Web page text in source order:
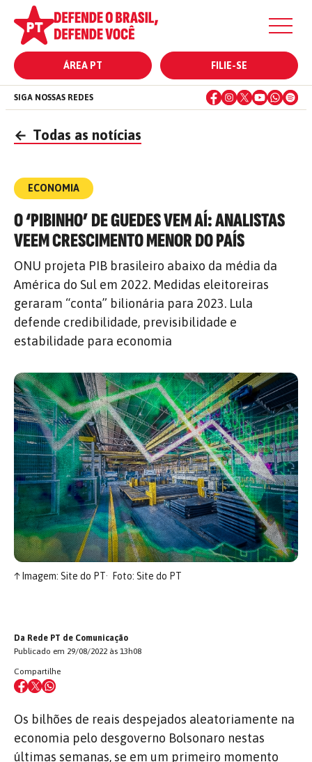
ÁREA PT FILIE-SE
SIGA NOSSAS REDES
← Todas as notícias
ECONOMIA
O ‘PIBINHO’ DE GUEDES VEM AÍ: ANALISTAS
VEEM CRESCIMENTO MENOR DO PAÍS
ONU projeta PIB brasileiro abaixo da média da
América do Sul em 2022. Medidas eleitoreiras
geraram “conta” bilionária para 2023. Lula
defende credibilidade, previsibilidade e
estabilidade para economia
↑Imagem: Site do PT Foto: Site do PT
Da Rede PT de Comunicação
Publicado em 29/08/2022 às 13h08
Compartilhe
Os bilhões de reais despejados aleatoriamente na
economia pelo desgoverno Bolsonaro nestas
últimas semanas, se em um primeiro momento